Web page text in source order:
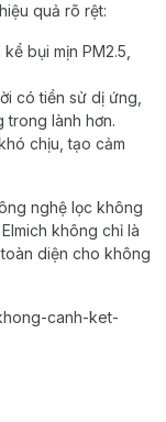
quả rõ rệt:
bụi mịn PM2.5,
có tiền sử dị ứng,
trong lành hơn.
chịu, tạo cảm
nghệ lọc không
không chỉ là
diện cho không
canh-ket-